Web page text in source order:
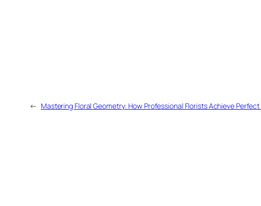
← Mastering Floral Geometry: How Professional Florists Achieve